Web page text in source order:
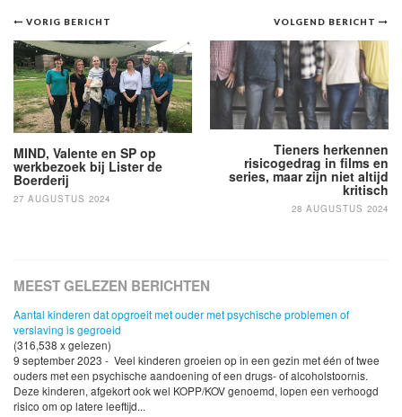
Bericht
navigatie
VOLGEND BERICHT
Tieners herkennen
risicogedrag in films en
series, maar zijn niet altijd
kritisch
28 AUGUSTUS 2024
VORIG BERICHT
MIND, Valente en SP op
werkbezoek bij Lister de
Boerderij
27 AUGUSTUS 2024
MEEST GELEZEN BERICHTEN
Aantal kinderen dat opgroeit met ouder met psychische problemen of
verslaving is gegroeid
(316,538 x gelezen)
9 september 2023 - Veel kinderen groeien op in een gezin met één of twee
ouders met een psychische aandoening of een drugs- of alcoholstoornis.
Deze kinderen, afgekort ook wel KOPP/KOV genoemd, lopen een verhoogd
risico om op latere leeftijd...